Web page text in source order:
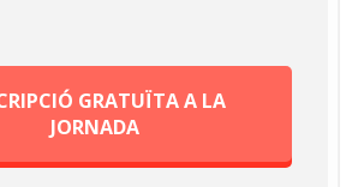
GRATUÏTA A LA
JORNADA